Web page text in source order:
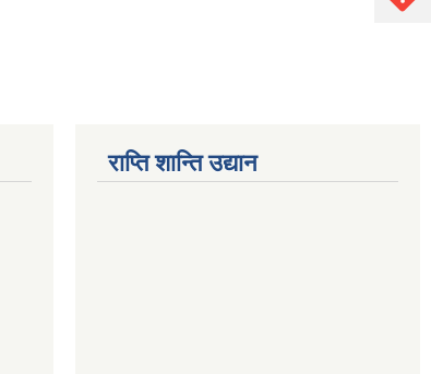
राप्ति शान्ति उद्यान